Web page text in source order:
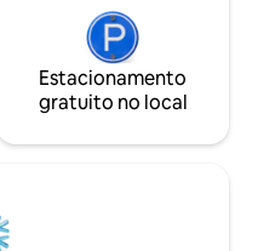
Estacionamento
gratuito no local